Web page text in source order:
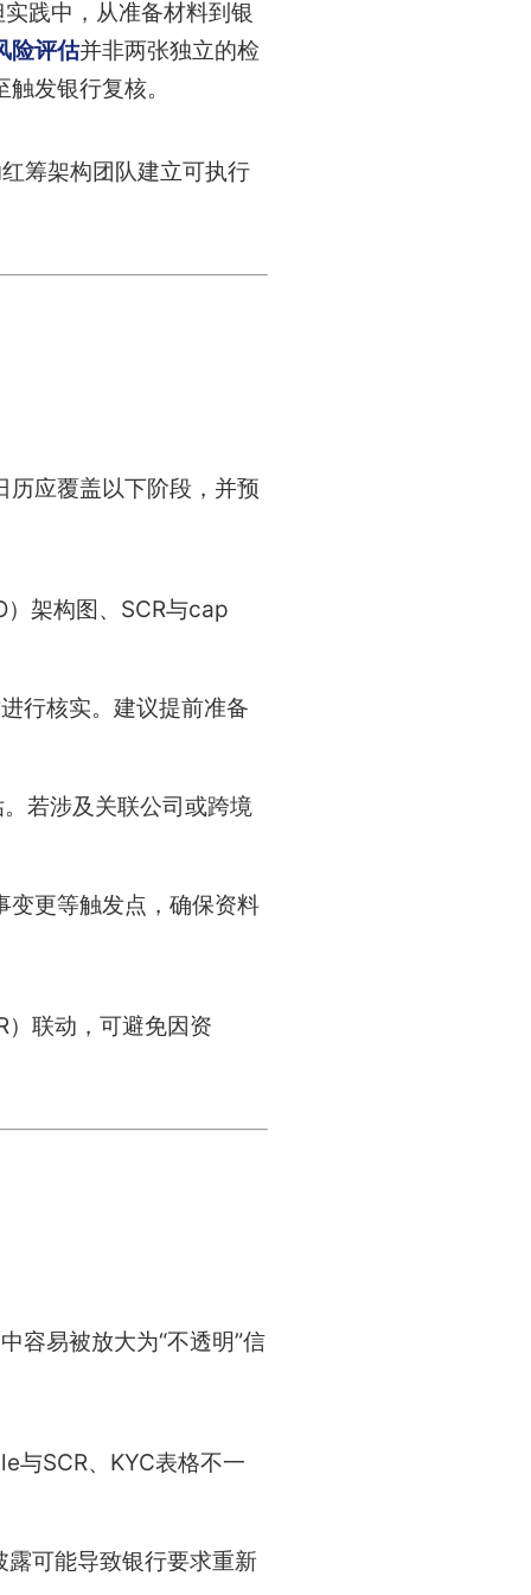
践中，从准备材料到银
险评估并非两张独立的检
发银行复核。
筹架构团队建立可执行
历应覆盖以下阶段，并预
架构图、SCR与cap
行核实。建议提前准备
若涉及关联公司或跨境
变更等触发点，确保资料
）联动，可避免因资
易被放大为“不透明”信
与SCR、KYC表格不一
可能导致银行要求重新